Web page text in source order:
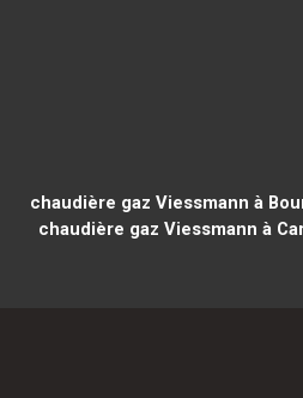
chaudière gaz Viessmann à
chaudière gaz Viessmann à